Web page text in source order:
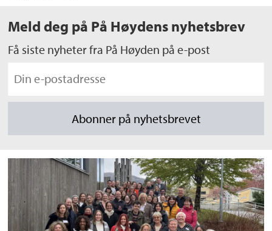
Meld deg på På Høydens nyhetsbrev
Få siste nyheter fra På Høyden på e-post